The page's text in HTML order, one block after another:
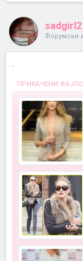
Форумски
ПРИКАЧЕНИ